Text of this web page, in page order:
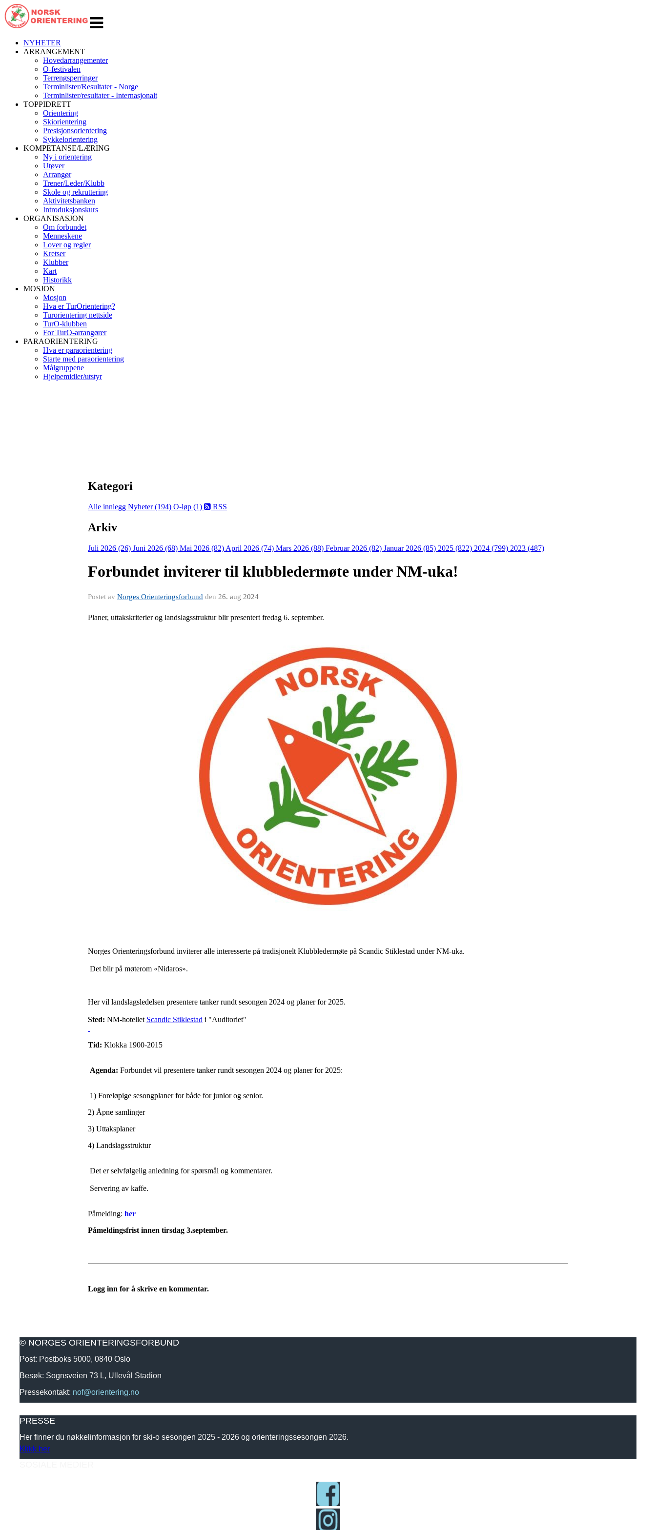
navigasjon
NYHETER
ARRANGEMENT
Hovedarrangementer
O-festivalen
Terrengsperringer
Terminlister/Resultater - Norge
Terminlister/resultater - Internasjonalt
TOPPIDRETT
Orientering
Skiorientering
Presisjonsorientering
Sykkelorientering
KOMPETANSE/LÆRING
Ny i orientering
Utøver
Arrangør
Trener/Leder/Klubb
Skole og rekruttering
Aktivitetsbanken
Introduksjonskurs
ORGANISASJON
Om forbundet
Menneskene
Lover og regler
Kretser
Klubber
Kart
Historikk
MOSJON
Mosjon
Hva er TurOrientering?
Turorientering nettside
TurO-klubben
For TurO-arrangører
PARAORIENTERING
Hva er paraorientering
Starte med paraorientering
Målgruppene
Hjelpemidler/utstyr
Kategori
Alle innlegg Nyheter (194) O-løp (1) RSS
Arkiv
Juli 2026 (26) Juni 2026 (68) Mai 2026 (82) April 2026 (74) Mars 2026 (88) Februar 2026 (82) Januar 2026 (85) 2025 (822) 2024 (799) 2023 (487)
Forbundet inviterer til klubbledermøte under NM-uka!
Postet av Norges Orienteringsforbund den 26. aug 2024
Planer, uttakskriterier og landslagsstruktur blir presentert fredag 6. september.
Norges Orienteringsforbund inviterer alle interesserte på tradisjonelt Klubbledermøte på Scandic Stiklestad under NM-uka.
Det blir på møterom «Nidaros».
Her vil landslagsledelsen presentere tanker rundt sesongen 2024 og planer for 2025.
Sted: NM-hotellet Scandic Stiklestad i "Auditoriet"
Tid: Klokka 1900-2015
Agenda: Forbundet vil presentere tanker rundt sesongen 2024 og planer for 2025:
1) Foreløpige sesongplaner for både for junior og senior.
2) Åpne samlinger
3) Uttaksplaner
4) Landslagsstruktur
Det er selvfølgelig anledning for spørsmål og kommentarer.
Servering av kaffe.
Påmelding: her
Påmeldingsfrist innen tirsdag 3.september.
Logg inn for å skrive en kommentar.
© NORGES ORIENTERINGSFORBUND
Post: Postboks 5000, 0840 Oslo
Besøk: Sognsveien 73 L, Ullevål Stadion
Pressekontakt: nof@orientering.no
PRESSE
Her finner du nøkkelinformasjon for ski-o sesongen 2025 - 2026 og orienteringssesongen 2026.
Klikk her